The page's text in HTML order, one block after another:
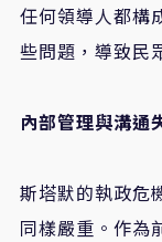
任何領導人都構
些問題，導致民
內部管理與溝通
斯塔默的執政危
同樣嚴重。作為